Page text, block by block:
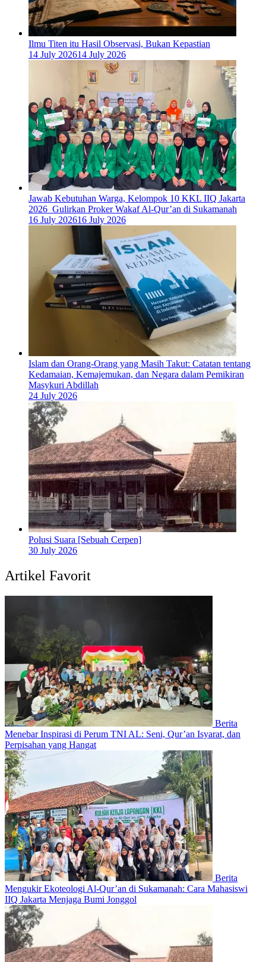
Ilmu Titen itu Hasil Observasi, Bukan Kepastian
14 July 202614 July 2026
Jawab Kebutuhan Warga, Kelompok 10 KKL IIQ Jakarta
2026 Gulirkan Proker Wakaf Al-Qur’an di Sukamanah
16 July 202616 July 2026
Islam dan Orang-Orang yang Masih Takut: Catatan tentang
Kedamaian, Kemajemukan, dan Negara dalam Pemikiran
Masykuri Abdillah
24 July 2026
Polusi Suara [Sebuah Cerpen]
30 July 2026
Artikel Favorit
Berita
Menebar Inspirasi di Perum TNI AL: Seni, Qur’an Isyarat, dan
Perpisahan yang Hangat
Berita
Mengukir Ekoteologi Al-Qur’an di Sukamanah: Cara Mahasiswi
IIQ Jakarta Menjaga Bumi Jonggol